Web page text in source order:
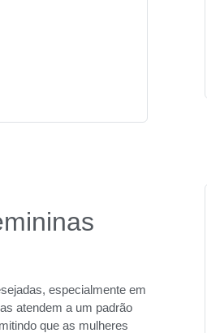
especialmente em
atendem a um padrão
que as mulheres